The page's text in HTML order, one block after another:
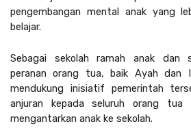
pengembangan mental anak yang
belajar.
Sebagai sekolah ramah anak dan
peranan orang tua, baik Ayah dan
mendukung inisiatif pemerintah
anjuran kepada seluruh orang
mengantarkan anak ke sekolah.